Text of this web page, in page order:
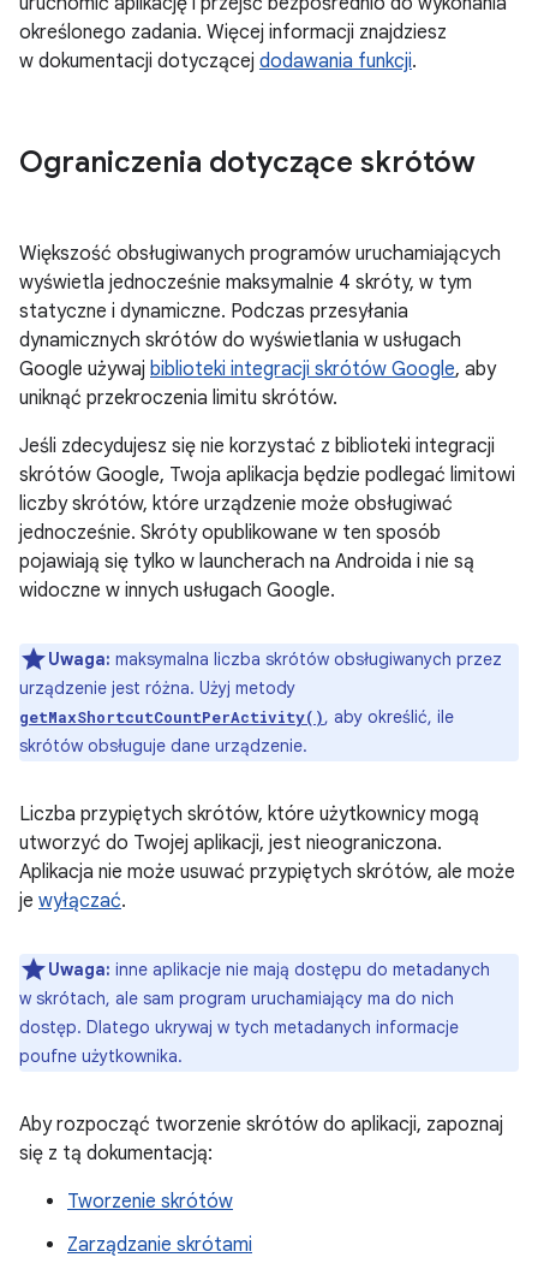
określonego zadania. Więcej informacji znajdziesz
w dokumentacji dotyczącej dodawania funkcji.
Ograniczenia dotyczące skrótów
Większość obsługiwanych programów uruchamiających
wyświetla jednocześnie maksymalnie 4 skróty, w tym
statyczne i dynamiczne. Podczas przesyłania
dynamicznych skrótów do wyświetlania w usługach
Google używaj biblioteki integracji skrótów Google, aby
uniknąć przekroczenia limitu skrótów.
Jeśli zdecydujesz się nie korzystać z biblioteki integracji
skrótów Google, Twoja aplikacja będzie podlegać limitowi
liczby skrótów, które urządzenie może obsługiwać
jednocześnie. Skróty opublikowane w ten sposób
pojawiają się tylko w launcherach na Androida i nie są
widoczne w innych usługach Google.
Uwaga: maksymalna liczba skrótów obsługiwanych przez
urządzenie jest różna. Użyj metody
getMaxShortcutCountPerActivity(), aby określić, ile
skrótów obsługuje dane urządzenie.
Liczba przypiętych skrótów, które użytkownicy mogą
utworzyć do Twojej aplikacji, jest nieograniczona.
Aplikacja nie może usuwać przypiętych skrótów, ale może
je wyłączać.
Uwaga: inne aplikacje nie mają dostępu do metadanych
w skrótach, ale sam program uruchamiający ma do nich
dostęp. Dlatego ukrywaj w tych metadanych informacje
poufne użytkownika.
Aby rozpocząć tworzenie skrótów do aplikacji, zapoznaj
się z tą dokumentacją:
Tworzenie skrótów
Zarządzanie skrótami